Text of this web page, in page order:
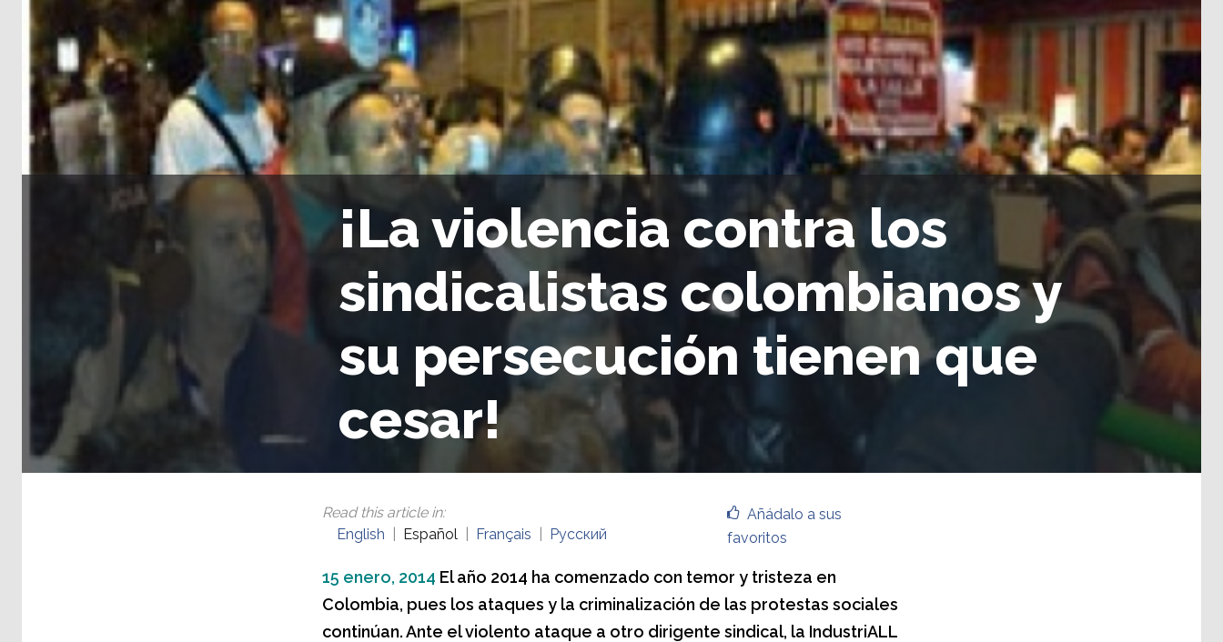
¡La violencia contra los
sindicalistas colombianos y
su persecución tienen que
cesar!
Añádalo a sus
favoritos
Read this article in:
English
Español Français Русский
15 enero, 2014 El año 2014 ha comenzado con temor y tristeza en
Colombia, pues los ataques y la criminalización de las protestas sociales
continúan. Ante el violento ataque a otro dirigente sindical, la IndustriALL